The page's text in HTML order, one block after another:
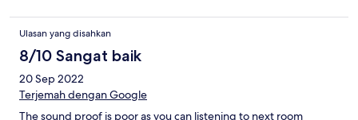
Ulasan yang disahkan
8/10 Sangat baik
20 Sep 2022
Terjemah dengan Google
The sound proof is poor as you can listening to next room